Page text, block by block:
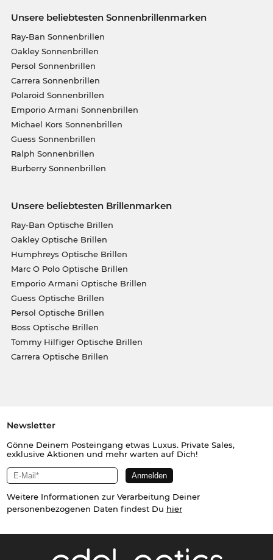
Unsere beliebtesten Sonnenbrillenmarken
Ray-Ban Sonnenbrillen
Oakley Sonnenbrillen
Persol Sonnenbrillen
Carrera Sonnenbrillen
Polaroid Sonnenbrillen
Emporio Armani Sonnenbrillen
Michael Kors Sonnenbrillen
Guess Sonnenbrillen
Ralph Sonnenbrillen
Burberry Sonnenbrillen
Unsere beliebtesten Brillenmarken
Ray-Ban Optische Brillen
Oakley Optische Brillen
Humphreys Optische Brillen
Marc O Polo Optische Brillen
Emporio Armani Optische Brillen
Guess Optische Brillen
Persol Optische Brillen
Boss Optische Brillen
Tommy Hilfiger Optische Brillen
Carrera Optische Brillen
Newsletter
Gönne Deinem Posteingang etwas Luxus. Private Sales,
exklusive Aktionen und mehr warten auf Dich!
Weitere Informationen zur Verarbeitung Deiner
personenbezogenen Daten findest Du hier